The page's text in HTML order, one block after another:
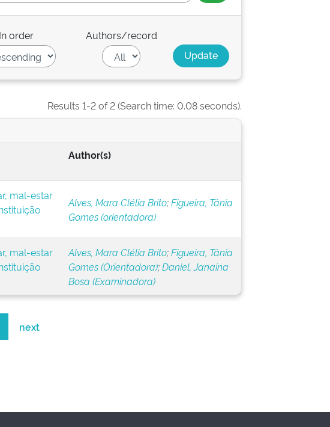
In order Authors/record
Results 1-2 of 2 (Search time: 0.08 seconds).
Author(s)
mal-estar
Alves, Mara Clélia Brito;Figueira, Tânia
Gomes (orientadora)
mal-estar
Alves, Mara Clélia Brito;Figueira, Tânia
Gomes (Orientadora);Daniel, Janaína
Bosa (Examinadora)
next